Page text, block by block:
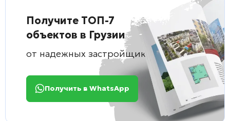
Получите ТОП-7
объектов в Грузии
от надежных застройщиков
Получить в WhatsApp